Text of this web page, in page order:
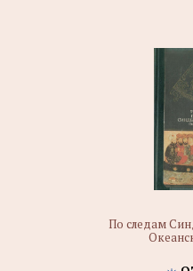
По следам